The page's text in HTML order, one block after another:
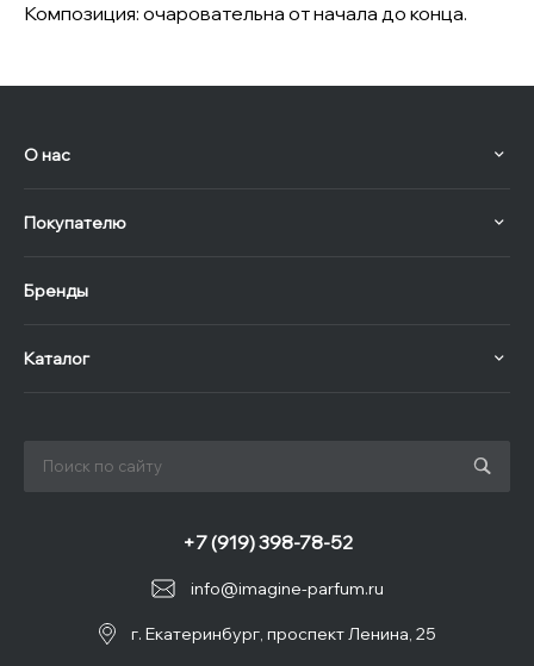
Композиция: очаровательна от начала до конца.
О нас
Покупателю
Бренды
Каталог
info@imagine-parfum.ru
+7 (919) 398-78-52
г. Екатеринбург, проспект Ленина, 25